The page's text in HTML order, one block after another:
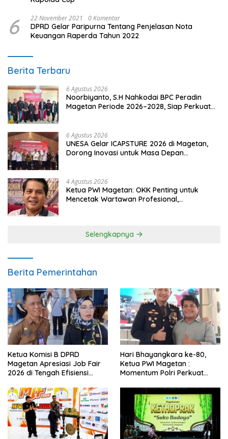
6 22 November 2021 0 Komentar
DPRD Gelar Paripurna Tentang Penjelasan Nota
Keuangan Raperda Tahun 2022
Berita Terbaru
6 Agustus 2026
Noorbiyanto, S.H Nahkodai BPC Peradin
Magetan Periode 2026–2028, Siap Perkuat
6 Agustus 2026
UNESA Gelar ICAPSTURE 2026 di Magetan,
Dorong Inovasi untuk Masa Depan
4 Agustus 2026
Ketua PWI Magetan: OKK Penting untuk
Mencetak Wartawan Profesional,
Selengkapnya
Berita Pemerintahan
Ketua Komisi B DPRD
Magetan Apresiasi Job Fair
2026 di Tengah Efisiensi
Hari Bhayangkara ke-80,
Ketua PWI Magetan :
Momentum Polri Perkuat